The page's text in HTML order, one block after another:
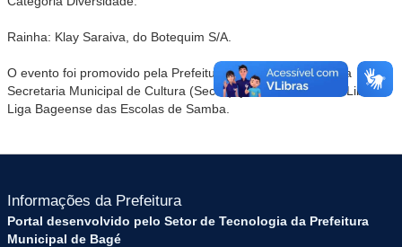
Rainha: Klay Saraiva, do Botequim S/A.
O evento foi promovido pela Prefeitura Municipal, através da
Secretaria Municipal de Cultura (Secult), juntamente com a Libes –
Liga Bageense das Escolas de Samba.
Informações da Prefeitura
Portal desenvolvido pelo Setor de Tecnologia da Prefeitura
Municipal de Bagé